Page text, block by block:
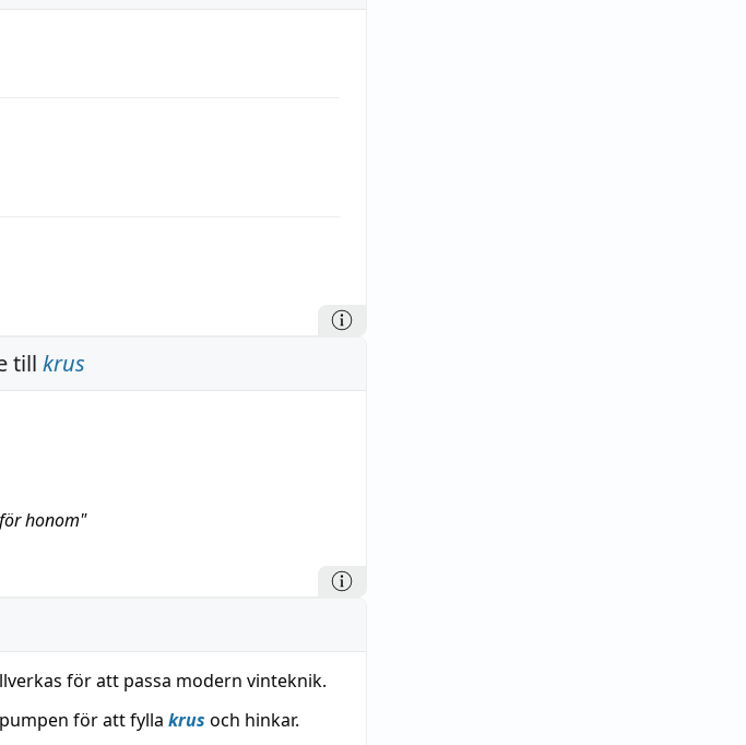
till krus
honom"
för att passa modern vinteknik.
för att fylla krus och hinkar.